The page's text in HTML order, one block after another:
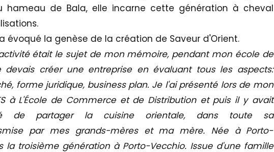
hameau de Bala, elle incarne cette génération à cheval
évoqué la genèse de la création de Saveur d'Orient.
était le sujet de mon mémoire, pendant mon école de
devais créer une entreprise en évaluant tous les aspects:
forme juridique, business plan. Je l'ai présenté lors de mon
à L'École de Commerce et de Distribution et puis il y avait
de partager la cuisine orientale, dans toute sa
par mes grands-mères et ma mère. Née à Porto-
la troisième génération à Porto-Vecchio. Issue d'une famille